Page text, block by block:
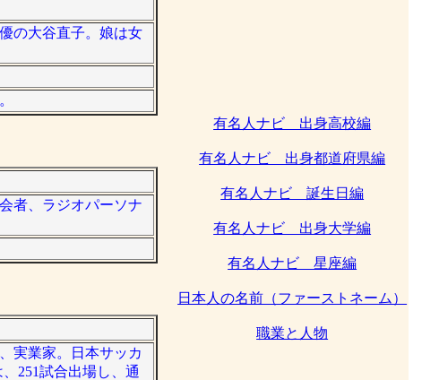
の大谷直子。娘は女
者、ラジオパーソナ
実業家。日本サッカ
251試合出場し、通
有名人ナビ 出身高校編
有名人ナビ 出身都道府県編
有名人ナビ 誕生日編
有名人ナビ 出身大学編
有名人ナビ 星座編
日本人の名前（ファーストネーム）
職業と人物